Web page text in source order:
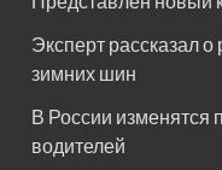
Эксперт рассказал о
зимних шин
В России изменятся
водителей